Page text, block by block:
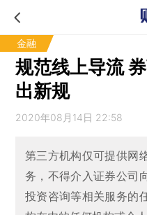
金融
规范线上导流
出新规
2020年08月14日 22:58
第三方机构仅可提供网
务，不得介入证券公司
投资咨询等相关服务的